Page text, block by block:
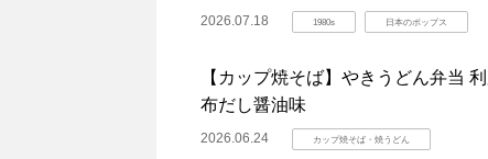
2026.07.18 1980s 日本のポップス
【カップ焼そば】やきうどん弁当
布だし醤油味
2026.06.24 カップ焼そば・焼うどん